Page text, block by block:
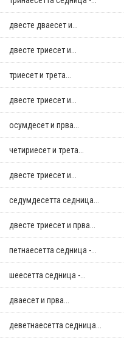
двестe дваесет и...
двестe триесет и...
триесет и трета...
двестe триесет и...
осумдесет и прва...
четириесет и трета...
двестe триесет и...
седумдесетта седница...
двестe триесет и прва...
петнаесетта седница -...
шеесетта седница -...
дваесет и прва...
деветнаесетта седница...